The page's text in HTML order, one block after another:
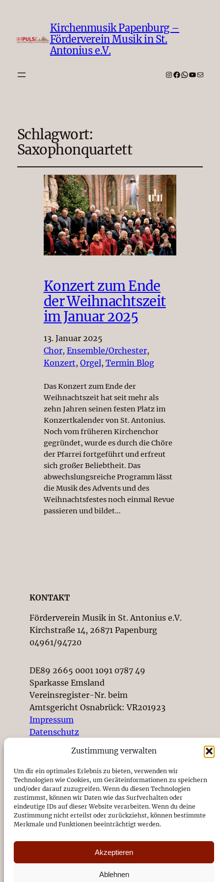
Zustimmung verwalten
Um dir ein optimales Erlebnis zu bieten, verwenden wir
Technologien wie Cookies, um Geräteinformationen zu speichern
und/oder darauf zuzugreifen. Wenn du diesen Technologien
zustimmst, können wir Daten wie das Surfverhalten oder
eindeutige IDs auf dieser Website verarbeiten. Wenn du deine
Zustimmung nicht erteilst oder zurückziehst, können bestimmte
Merkmale und Funktionen beeinträchtigt werden.
Akzeptieren
Ablehnen
Kirchenmusik Papenburg –
Förderverein Musik in St.
Antonius e.V.
Instagram
Facebook
WhatsApp
E-Mail
Schlagwort:
Saxophonquartett
Konzert zum Ende
der Weihnachtszeit
im Januar 2025
13. Januar 2025
Chor, Ensemble/Orchester
Konzert, Orgel, Termin Blog
Das Konzert zum Ende der
Weihnachtszeit hat seit mehr als
zehn Jahren seinen festen Platz im
Konzertkalender von St. Antonius.
Noch vom früheren Kirchenchor
gegründet, wurde es durch die Chöre
der Pfarrei fortgeführt und erfreut
sich großer Beliebtheit. Das
abwechslungsreiche Programm lässt
die Musik des Advents und des
Weihnachtsfestes noch einmal Revue
passieren und bildet…
KONTAKT
Förderverein Musik in St. Antonius e.V.
Kirchstraße 14, 26871 Papenburg
04961/94720
DE89 2665 0001 1091 0787 49
Sparkasse Emsland
Vereinsregister-Nr. beim
Amtsgericht Osnabrück: VR201923
Impressum
Datenschutz
SUCHEN SIE ETWAS BESTIMMTES?
NETZWERKE